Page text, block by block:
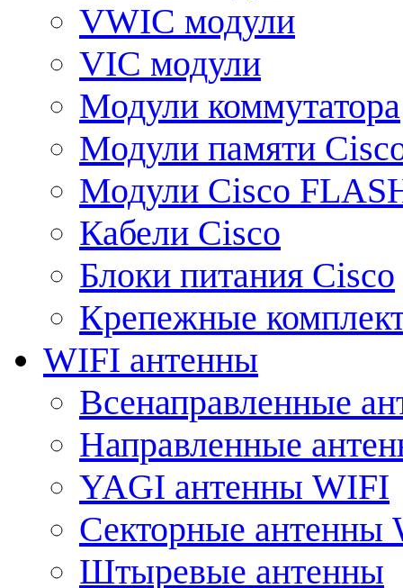
VWIC модули
VIC модули
Модули коммутатора
Модули памяти
Модули Cisco
Кабели Cisco
Блоки питания Cisco
Крепежные
WIFI антенны
Всенаправленные
Направленные
YAGI антенны WIFI
Секторные антенны
Штыревые антенны